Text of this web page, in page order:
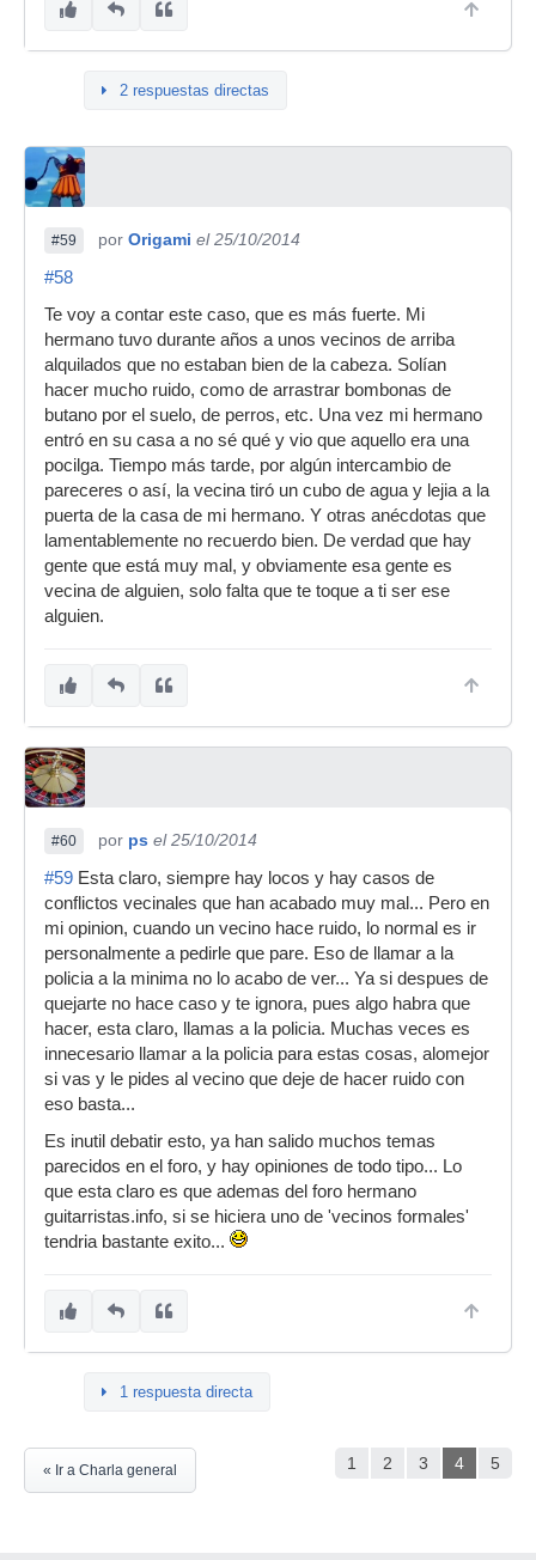
2 respuestas directas
#59 por Origami el 25/10/2014
#58
Te voy a contar este caso, que es más fuerte. Mi
hermano tuvo durante años a unos vecinos de arriba
alquilados que no estaban bien de la cabeza. Solían
hacer mucho ruido, como de arrastrar bombonas de
butano por el suelo, de perros, etc. Una vez mi hermano
entró en su casa a no sé qué y vio que aquello era una
pocilga. Tiempo más tarde, por algún intercambio de
pareceres o así, la vecina tiró un cubo de agua y lejia a la
puerta de la casa de mi hermano. Y otras anécdotas que
lamentablemente no recuerdo bien. De verdad que hay
gente que está muy mal, y obviamente esa gente es
vecina de alguien, solo falta que te toque a ti ser ese
alguien.
#60 por ps el 25/10/2014
#59 Esta claro, siempre hay locos y hay casos de
conflictos vecinales que han acabado muy mal... Pero en
mi opinion, cuando un vecino hace ruido, lo normal es ir
personalmente a pedirle que pare. Eso de llamar a la
policia a la minima no lo acabo de ver... Ya si despues de
quejarte no hace caso y te ignora, pues algo habra que
hacer, esta claro, llamas a la policia. Muchas veces es
innecesario llamar a la policia para estas cosas, alomejor
si vas y le pides al vecino que deje de hacer ruido con
eso basta...
Es inutil debatir esto, ya han salido muchos temas
parecidos en el foro, y hay opiniones de todo tipo... Lo
que esta claro es que ademas del foro hermano
guitarristas.info, si se hiciera uno de 'vecinos formales'
tendria bastante exito...
1 respuesta directa
1 2 3 4 5
« Ir a Charla general